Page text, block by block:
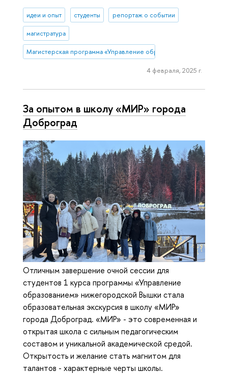
идеи и опыт студенты репортаж о событии
магистратура
Магистерская программа «Управление образованием» (Нижний
4 февраля, 2025 г.
За опытом в школу «МИР» города
Доброград
Отличным завершение очной сессии для
студентов 1 курса программы «Управление
образованием» нижегородской Вышки стала
образовательная экскурсия в школу «МИР»
города Доброград. «МИР» - это современная и
открытая школа с сильным педагогическим
составом и уникальной академической средой.
Открытость и желание стать магнитом для
талантов - характерные черты школы.